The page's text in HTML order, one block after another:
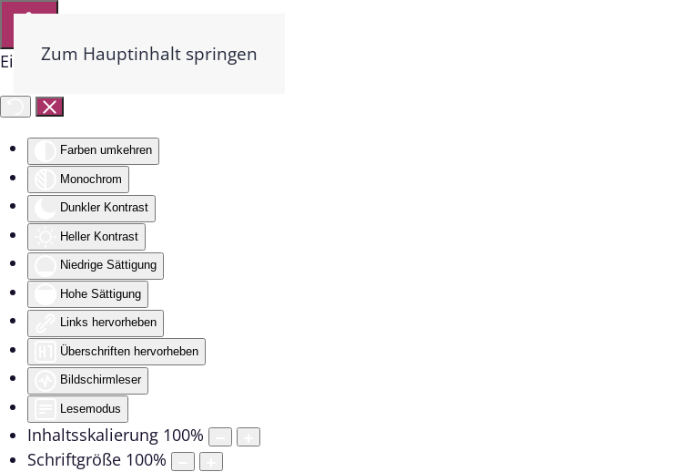
Eingabehilfen öffnen
Farben umkehren
Monochrom
Dunkler Kontrast
Heller Kontrast
Niedrige Sättigung
Hohe Sättigung
Links hervorheben
Überschriften hervorheben
Bildschirmleser
Lesemodus
Inhaltsskalierung 100%
Schriftgröße 100%
Zum Hauptinhalt springen